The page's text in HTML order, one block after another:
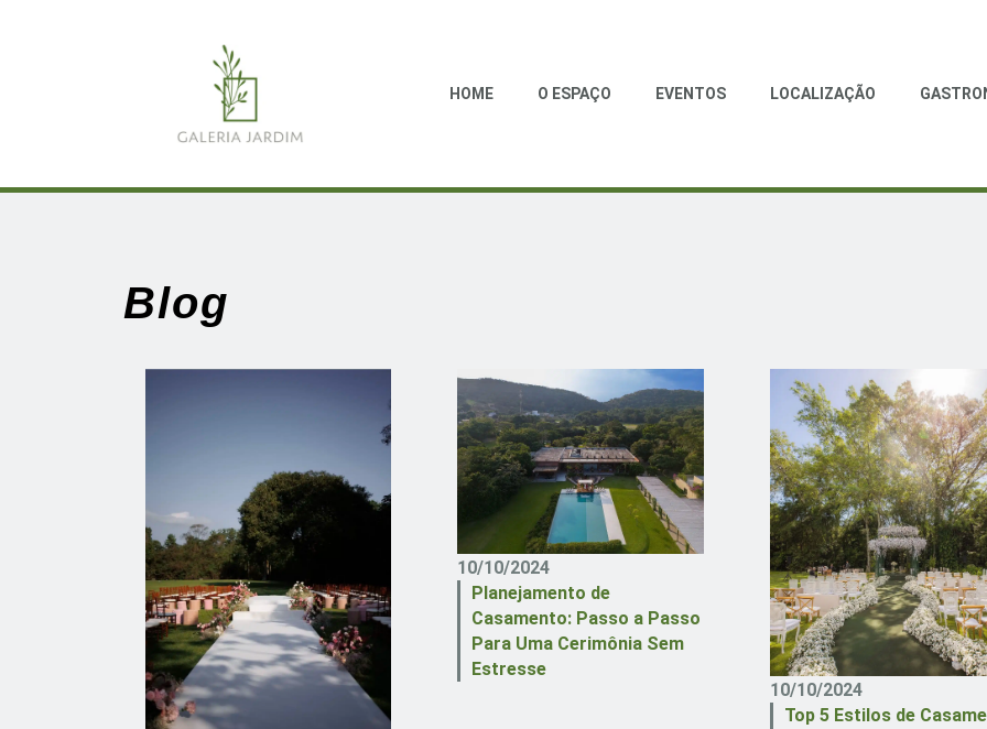
HOME O ESPAÇO EVENTOS LOCALIZAÇÃO
Blog
10/10/2024
Planejamento de
Casamento: Passo a Passo
Para Uma Cerimônia Sem
Estresse
10/10/2024
Top 5 Estilos de